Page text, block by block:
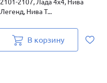
2101-2107, Лада 4х4, Нива
Легенд, Нива Т...
В корзину